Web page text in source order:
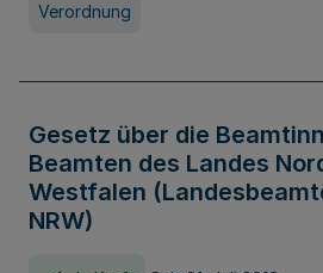
Verordnung
Gesetz über die
Beamten des Landes
Westfalen
NRW)